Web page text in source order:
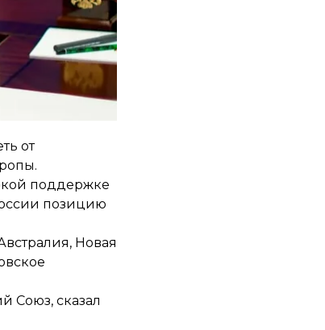
в рамках
три
от
поддержке
позицию
Новая
Союз, сказал